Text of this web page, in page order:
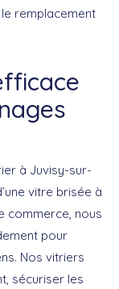
remplacement
à Juvisy-sur-
vitre brisée à
commerce, nous
pour
Nos vitriers
sécuriser les